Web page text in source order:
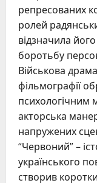
репресованих
ролей
відзначила
боротьбу
Військова
фільмографії
психологічним
акторська
напружених
“Червоний” –
українського
створив